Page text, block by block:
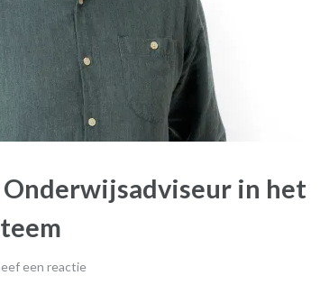
Onderwijsadviseur in het
een reactie